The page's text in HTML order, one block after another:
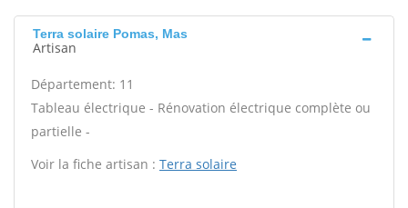
Terra solaire Pomas, Mas
Artisan
Département: 11
Tableau électrique - Rénovation électrique complète ou
partielle -
Voir la fiche artisan : Terra solaire